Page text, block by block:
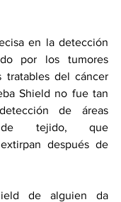
en la detección
por los tumores
tratables del cáncer
Shield no fue tan
de áreas
de tejido, que
después de
de alguien da